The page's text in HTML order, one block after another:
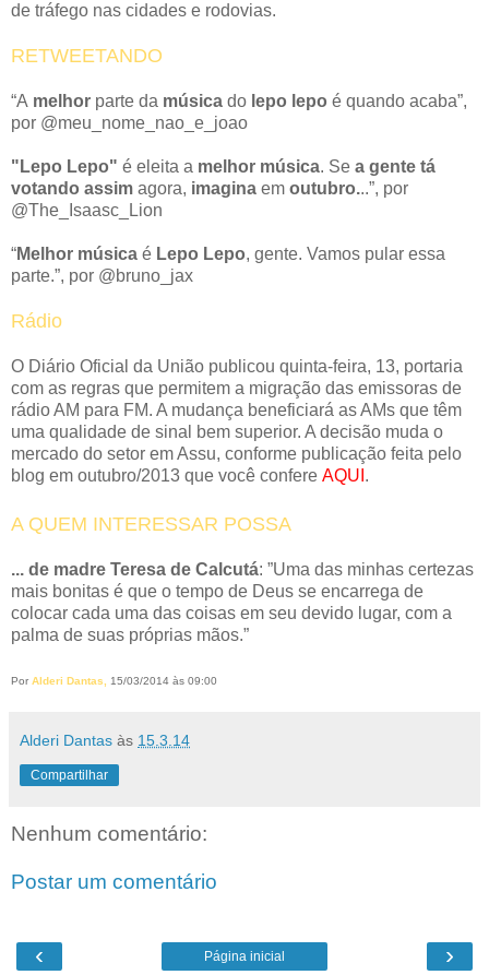
de tráfego nas cidades e rodovias.
RETWEETANDO
“A melhor parte da música do lepo lepo é quando acaba”,
por @meu_nome_nao_e_joao
"Lepo Lepo" é eleita a melhor música. Se a gente tá
votando assim agora, imagina em outubro...”, por
@The_Isaasc_Lion
“Melhor música é Lepo Lepo, gente. Vamos pular essa
parte.”, por ‏@bruno_jax
Rádio
O Diário Oficial da União publicou quinta-feira, 13, portaria
com as regras que permitem a migração das emissoras de
rádio AM para FM. A mudança beneficiará as AMs que têm
uma qualidade de sinal bem superior. A decisão muda o
mercado do setor em Assu, conforme publicação feita pelo
blog em outubro/2013 que você confere AQUI .
A QUEM INTERESSAR POSSA
... de madre Teresa de Calcutá: ”Uma das minhas certezas
mais bonitas é que o tempo de Deus se encarrega de
colocar cada uma das coisas em seu devido lugar, com a
palma de suas próprias mãos.”
Por Alderi Dantas, 15/03/2014 às 09:00
Alderi Dantas às 15.3.14
Compartilhar
Nenhum comentário:
Postar um comentário
‹ ›
Página inicial